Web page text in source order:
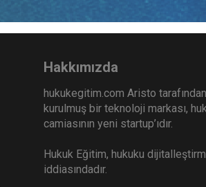
Hakkımızda
hukukegitim.com Aristo tarafından
kurulmuş bir teknoloji markası,
camiasının yeni startup’ıdır.
Hukuk Eğitim, hukuku
iddiasındadır.